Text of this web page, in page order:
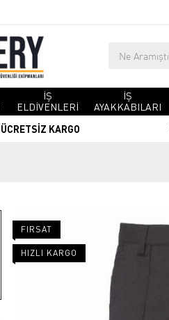
İŞ
ELDİVENLERİ
İŞ
AYAKKABILARI
ÜCRETSİZ KARGO
FIRSAT
HIZLI KARGO